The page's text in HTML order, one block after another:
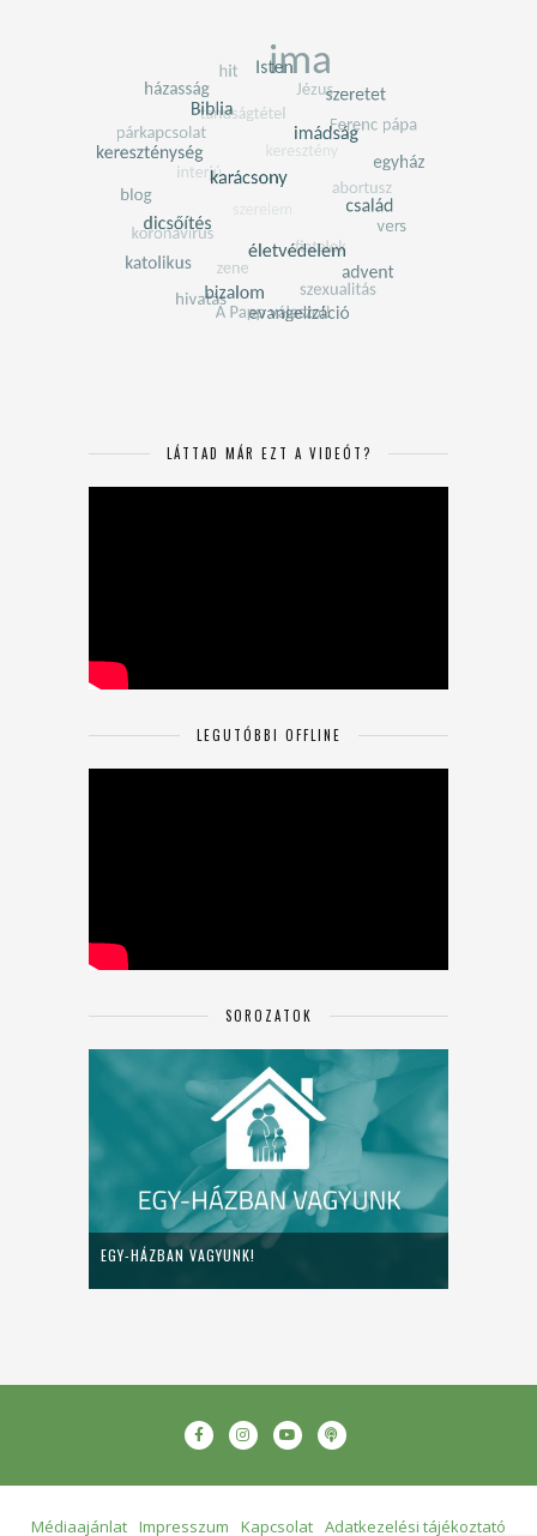
LÁTTAD MÁR EZT A VIDEÓT?
LEGUTÓBBI OFFLINE
SOROZATOK
EGY-HÁZBAN VAGYUNK!
Médiaajánlat Impresszum Kapcsolat Adatkezelési tájékoztató